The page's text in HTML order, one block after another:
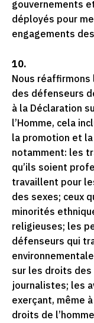
gouvernements
déployés pour
engagements
10.
Nous
des défenseurs
à la Déclaration
l’Homme, cela
la promotion et
notamment: les
qu’ils soient
travaillent pour
des sexes; ceux
minorités
religieuses; les
défenseurs qui
sur les droits
journalistes; les
exerçant, même
droits de